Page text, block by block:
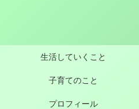
生活していくこと
子育てのこと
プロフィール